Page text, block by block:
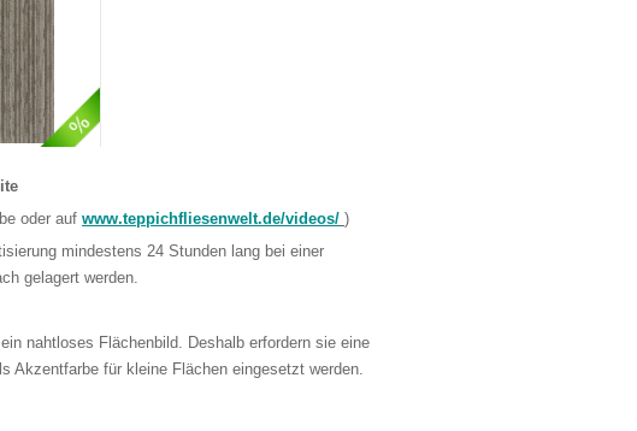
oder auf www.teppichfliesenwelt.de/videos/ )
mindestens 24 Stunden lang bei einer
gelagert werden.
nahtloses Flächenbild. Deshalb erfordern sie eine
Akzentfarbe für kleine Flächen eingesetzt werden.